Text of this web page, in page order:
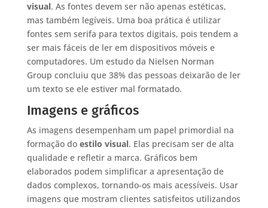
visual. As fontes devem ser não apenas estéticas,
mas também legíveis. Uma boa prática é utilizar
fontes sem serifa para textos digitais, pois tendem a
ser mais fáceis de ler em dispositivos móveis e
computadores. Um estudo da Nielsen Norman
Group concluiu que 38% das pessoas deixarão de ler
um texto se ele estiver mal formatado.
Imagens e gráficos
As imagens desempenham um papel primordial na
formação do estilo visual. Elas precisam ser de alta
qualidade e refletir a marca. Gráficos bem
elaborados podem simplificar a apresentação de
dados complexos, tornando-os mais acessíveis. Usar
imagens que mostram clientes satisfeitos utilizandos